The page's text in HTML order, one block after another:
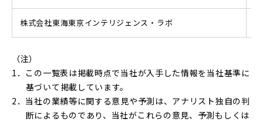
株式会社東海東京インテリジェンス・ラボ
（注）
この一覧表は掲載時点で当社が入手した情報を当社基準に
基づいて掲載しています。
当社の業績等に関する意見や予測は、アナリスト独自の判
断によるものであり、当社がこれらの意見、予測もしくは